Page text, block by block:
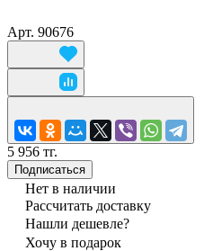
Арт. 90676
5 956 тг.
Подписаться
Нет в наличии
Рассчитать доставку
Нашли дешевле?
Хочу в подарок